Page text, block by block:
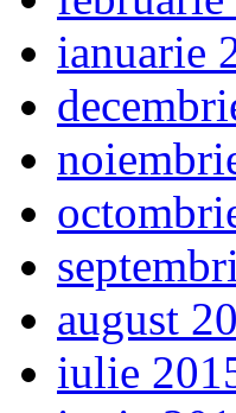
ianuarie
august
iulie